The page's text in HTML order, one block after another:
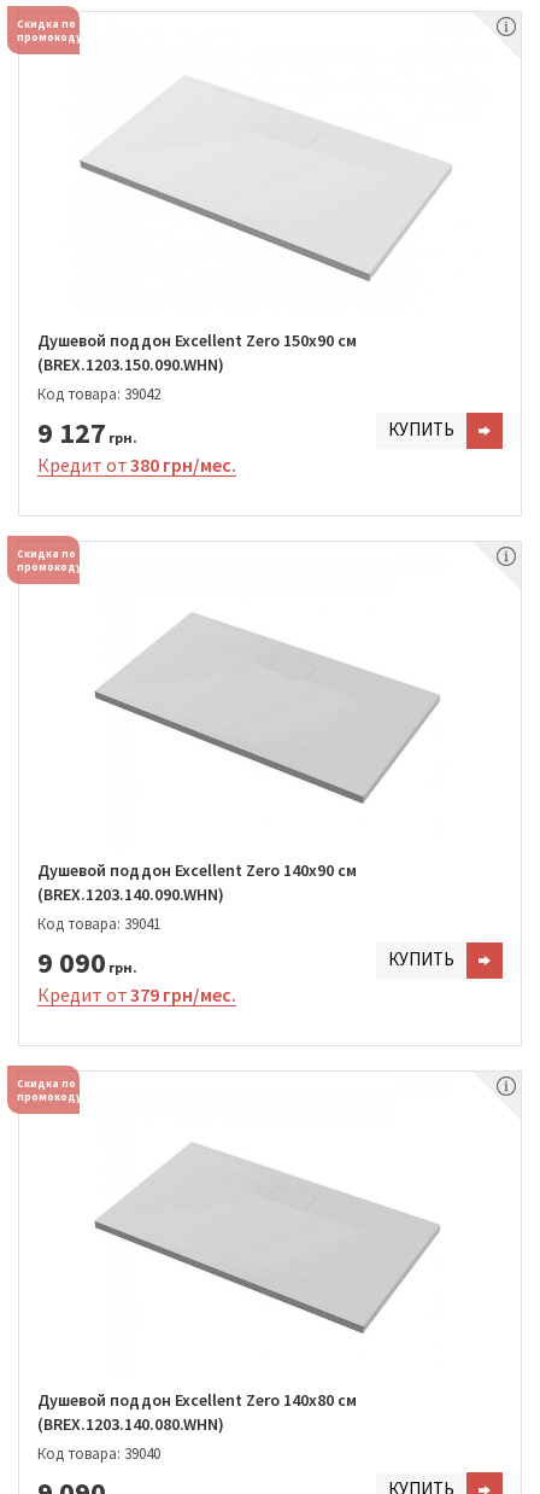
Скидка по
промокоду
Душевой поддон Excellent Zero 150х90 см
(BREX.1203.150.090.WHN)
Код товара: 39042
9 127 грн. КУПИТЬ
Кредит от380 грн/мес.
Скидка по
промокоду
Душевой поддон Excellent Zero 140х90 см
(BREX.1203.140.090.WHN)
Код товара: 39041
9 090 грн. КУПИТЬ
Кредит от379 грн/мес.
Скидка по
промокоду
Душевой поддон Excellent Zero 140х80 см
(BREX.1203.140.080.WHN)
Код товара: 39040
КУПИТЬ